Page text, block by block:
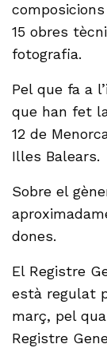
15 obres
fotografia.
Pel que fa a
que han fet
12 de
Illes Balears.
Sobre el
dones.
El Registre
està regulat
març, pel
Registre